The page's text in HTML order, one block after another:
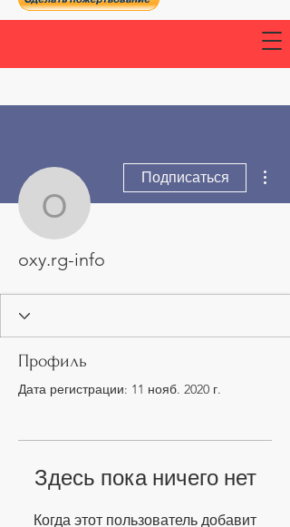
oxy.rg-info
Подписаться
oxy.rg-info
Профиль
Дата регистрации: 11 нояб. 2020 г.
Здесь пока ничего нет
Когда этот пользователь добавит